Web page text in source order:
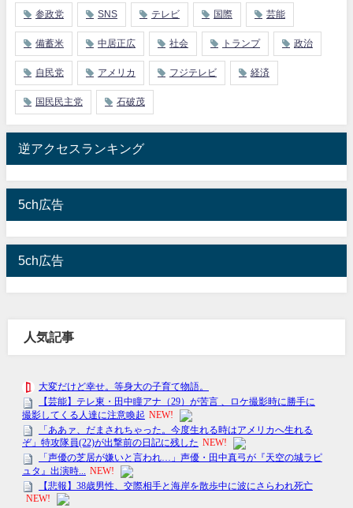
参政党 SNS テレビ 国際 芸能
備蓄米 中居正広 社会 トランプ 政治
自民党 アメリカ フジテレビ 経済
国民民主党 石破茂
逆アクセスランキング
5ch広告
5ch広告
人気記事